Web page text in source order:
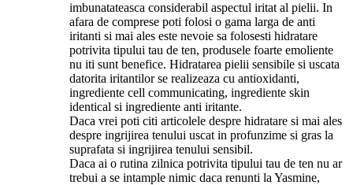
imbunatateasca considerabil aspectul iritat al pielii. In
afara de comprese poti folosi o gama larga de anti
iritanti si mai ales este nevoie sa folosesti hidratare
potrivita tipului tau de ten, produsele foarte emoliente
nu iti sunt benefice. Hidratarea pielii sensibile si uscata
datorita iritantilor se realizeaza cu antioxidanti,
ingrediente cell communicating, ingrediente skin
identical si ingrediente anti iritante.
Daca vrei poti citi articolele despre hidratare si mai ales
despre ingrijirea tenului uscat in profunzime si gras la
suprafata si ingrijirea tenului sensibil.
Daca ai o rutina zilnica potrivita tipului tau de ten nu ar
trebui a se intample nimic daca renunti la Yasmine,